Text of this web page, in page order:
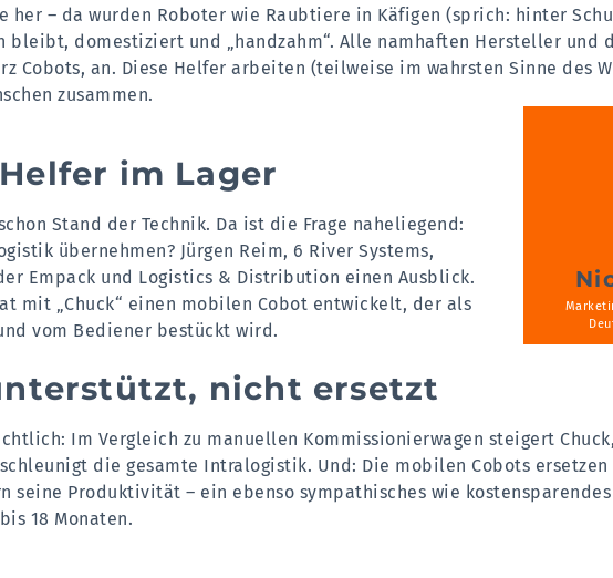
her – da wurden Roboter wie Raubtiere in Käfigen (sprich: hinter
bleibt, domestiziert und „handzahm“. Alle namhaften Hersteller und
Cobots, an. Diese Helfer arbeiten (teilweise im wahrsten Sinne des
zusammen.
im Lager
Stand der Technik. Da ist die Frage naheliegend:
übernehmen? Jürgen Reim, 6 River Systems,
Empack und Logistics & Distribution einen Ausblick.
mit „Chuck“ einen mobilen Cobot entwickelt, der als
vom Bediener bestückt wird.
nicht ersetzt
Im Vergleich zu manuellen Kommissionierwagen steigert
die gesamte Intralogistik. Und: Die mobilen Cobots
Produktivität – ein ebenso sympathisches wie
18 Monaten.